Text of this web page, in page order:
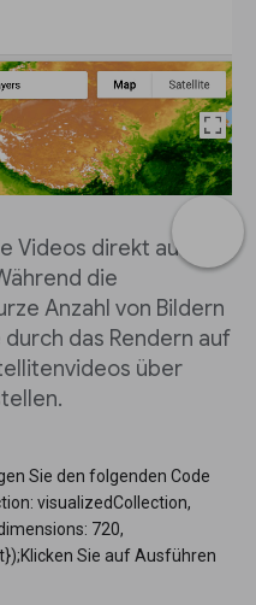
Videos direkt auf
die
Anzahl von Bildern
das Rendern auf
über
Sie den folgenden Code
visualizedCollection,
720,
Sie auf Ausführen